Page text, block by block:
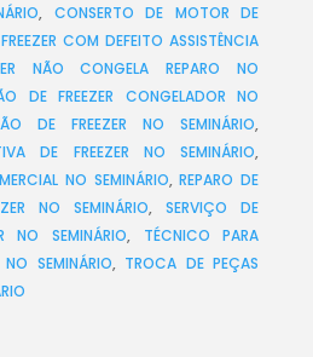
, CONSERTO DE MOTOR DE
FREEZER COM DEFEITO ASSISTÊNCIA
NÃO CONGELA REPARO NO
DE FREEZER CONGELADOR NO
DE FREEZER NO SEMINÁRIO,
DE FREEZER NO SEMINÁRIO,
NO SEMINÁRIO,REPARO DE
NO SEMINÁRIO,SERVIÇO DE
NO SEMINÁRIO, TÉCNICO PARA
SEMINÁRIO, TROCA DE PEÇAS